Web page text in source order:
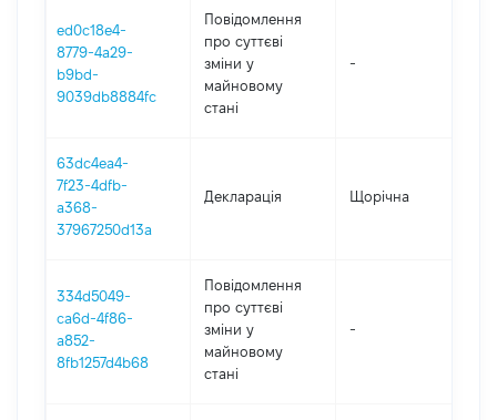
ed0c18e4-
8779-4a29-
b9bd-
9039db8884fc
Повідомлення
про суттєві
зміни y
майновому
стані
-
63dc4ea4-
7f23-4dfb-
a368-
37967250d13a
Декларація Щорічна
334d5049-
ca6d-4f86-
a852-
8fb1257d4b68
Повідомлення
про суттєві
зміни y
майновому
стані
-